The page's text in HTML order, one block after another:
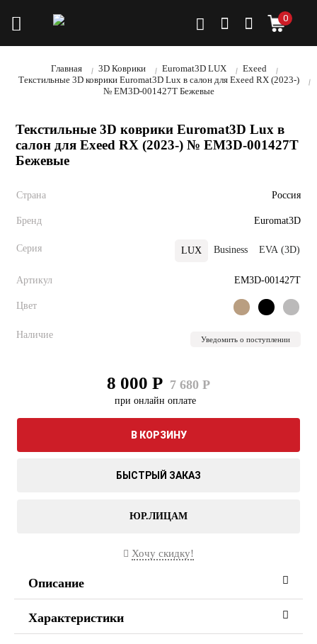
0
Главная 3D Коврики Euromat3D LUX
Exeed
Текстильные 3D коврики Euromat3D Lux в салон для Exeed RX (2023-)
№ EM3D-001427T Бежевые
Текстильные 3D коврики Euromat3D Lux в
салон для Exeed RX (2023-) № EM3D-001427T
Бежевые
Страна Россия
Бренд Euromat3D
Серия LUX Business EVA (3D)
Артикул EM3D-001427T
Цвет
Наличие Уведомить о поступлении
8 000 Р 7 680 Р
при онлайн оплате
В КОРЗИНУ
БЫСТРЫЙ ЗАКАЗ
ЮР.ЛИЦАМ
Хочу скидку!
Описание
Характеристики